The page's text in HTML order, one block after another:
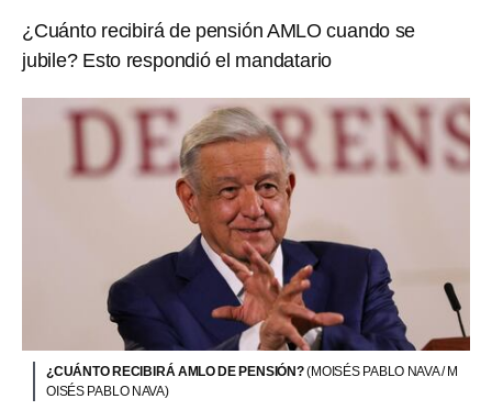
¿Cuánto recibirá de pensión AMLO cuando se
jubile? Esto respondió el mandatario
¿CUÁNTO RECIBIRÁ AMLO DE PENSIÓN?(MOISÉS PABLO NAVA / M
OISÉS PABLO NAVA)